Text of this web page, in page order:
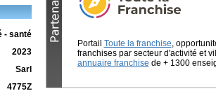
- santé
2023
Sarl
4775Z
Portail Toute la franchise,
franchises par secteur d'activité et
annuaire franchise de + 1300